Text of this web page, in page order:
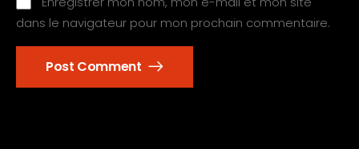
dans le navigateur pour mon prochain commentaire.
Post Comment